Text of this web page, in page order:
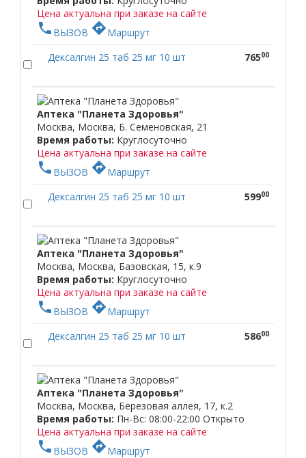
Цена актуальна при заказе на сайте
phone ВЫЗОВ directionsМаршрут
Дексалгин 25 таб 25 мг 10 шт
76500
Аптека "Планета Здоровья"
Москва, Москва, Б. Семеновская, 21
Время работы: Круглосуточно
Цена актуальна при заказе на сайте
phone ВЫЗОВ directionsМаршрут
Дексалгин 25 таб 25 мг 10 шт
59900
Аптека "Планета Здоровья"
Москва, Москва, Базовская, 15, к.9
Время работы: Круглосуточно
Цена актуальна при заказе на сайте
phone ВЫЗОВ directionsМаршрут
Дексалгин 25 таб 25 мг 10 шт
58600
Аптека "Планета Здоровья"
Москва, Москва, Березовая аллея, 17, к.2
Время работы: Пн-Вс: 08:00-22:00 Открыто
Цена актуальна при заказе на сайте
phone ВЫЗОВ directionsМаршрут